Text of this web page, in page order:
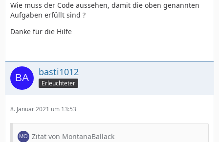
Wie muss der Code aussehen, damit die oben genannten
Aufgaben erfüllt sind ?
Danke für die Hilfe
basti1012
Erleuchteter
8. Januar 2021 um 13:53
Zitat von MontanaBallack